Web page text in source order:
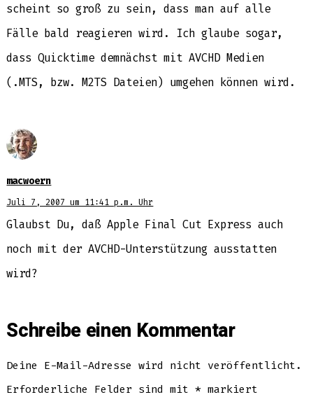
scheint so groß zu sein, dass man auf alle
Fälle bald reagieren wird. Ich glaube sogar,
dass Quicktime demnächst mit AVCHD Medien
(.MTS, bzw. M2TS Dateien) umgehen können wird.
macwoern
Juli 7, 2007 um 11:41 p.m. Uhr
Glaubst Du, daß Apple Final Cut Express auch
noch mit der AVCHD-Unterstützung ausstatten
wird?
Schreibe einen Kommentar
Deine E-Mail-Adresse wird nicht veröffentlicht.
Erforderliche Felder sind mit* markiert